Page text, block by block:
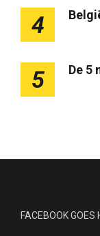
4
5 De 5
FACEBOOK GOES